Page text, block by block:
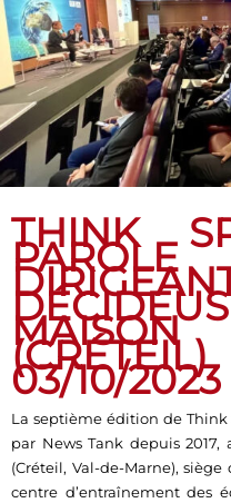
THINK
03/10/2023
La septième édition de
par News Tank depuis
(Créteil, Val-de-Marne),
centre d’entraînement des